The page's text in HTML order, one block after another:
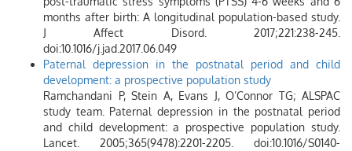
months after birth: A longitudinal population-based study.
J Affect Disord. 2017;221:238-245.
doi:10.1016/j.jad.2017.06.049
Paternal depression in the postnatal period and child
development: a prospective population study
Ramchandani P, Stein A, Evans J, O’Connor TG; ALSPAC
study team. Paternal depression in the postnatal period
and child development: a prospective population study.
Lancet. 2005;365(9478):2201-2205. doi:10.1016/S0140-